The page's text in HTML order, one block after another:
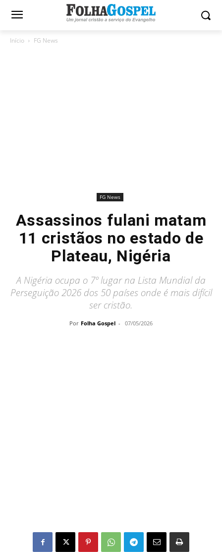
Início FG News
FG News
Assassinos fulani matam
11 cristãos no estado de
Plateau, Nigéria
A Nigéria ocupa o 7º lugar na Lista Mundial da
Perseguição 2026 dos 50 países onde é mais difícil
ser cristão.
Por Folha Gospel - 07/05/2026